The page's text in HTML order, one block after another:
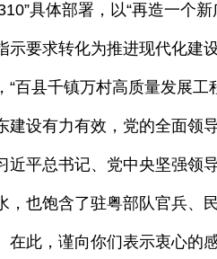
具体部署，以“再造一个
示要求转化为推进现代化建
“百县千镇万村高质量发展
建设有力有效，党的全面领
近平总书记、党中央坚强领
，也饱含了驻粤部队官兵、
在此，谨向你们表示衷心的